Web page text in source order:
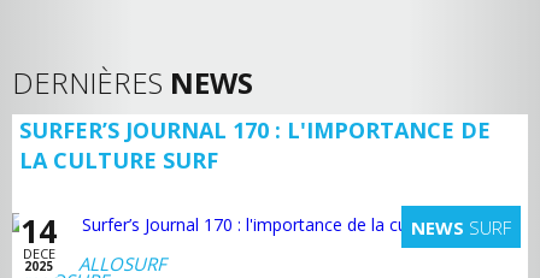
DERNIÈRES NEWS
SURFER’S JOURNAL 170 : L'IMPORTANCE DE
LA CULTURE SURF
14
DECE
2025
NEWS SURF
ALLOSURF